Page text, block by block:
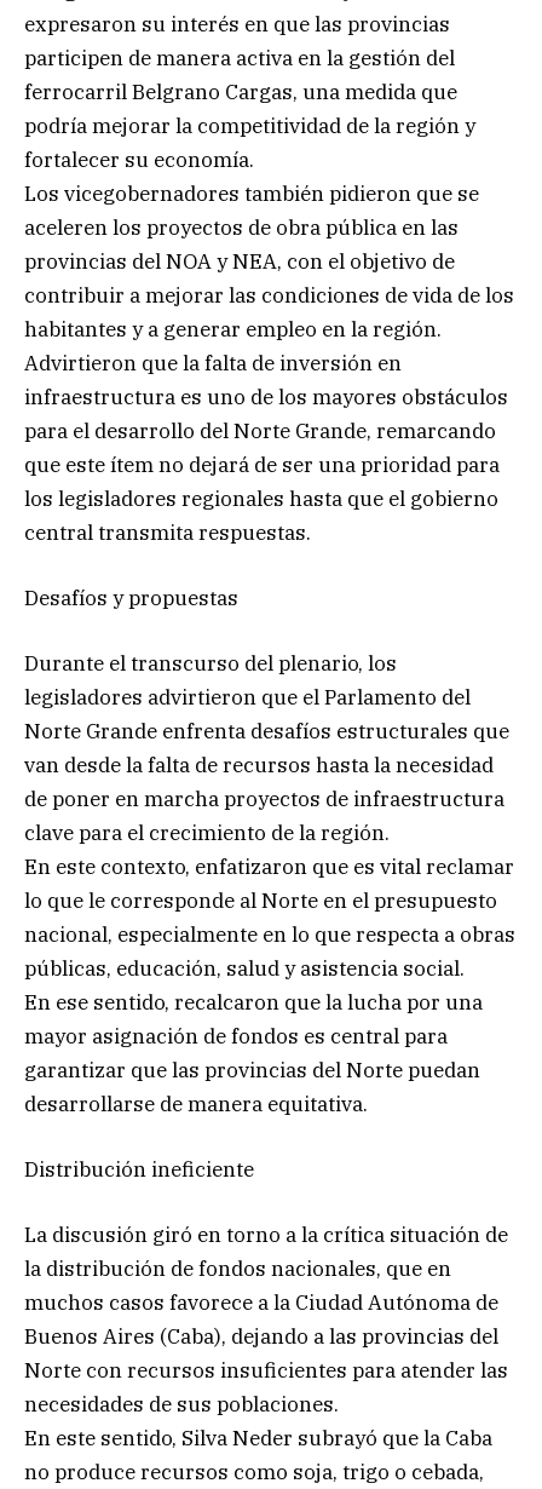
expresaron su interés en que las provincias
participen de manera activa en la gestión del
ferrocarril Belgrano Cargas, una medida que
podría mejorar la competitividad de la región y
fortalecer su economía.
Los vicegobernadores también pidieron que se
aceleren los proyectos de obra pública en las
provincias del NOA y NEA, con el objetivo de
contribuir a mejorar las condiciones de vida de los
habitantes y a generar empleo en la región.
Advirtieron que la falta de inversión en
infraestructura es uno de los mayores obstáculos
para el desarrollo del Norte Grande, remarcando
que este ítem no dejará de ser una prioridad para
los legisladores regionales hasta que el gobierno
central transmita respuestas.
Desafíos y propuestas
Durante el transcurso del plenario, los
legisladores advirtieron que el Parlamento del
Norte Grande enfrenta desafíos estructurales que
van desde la falta de recursos hasta la necesidad
de poner en marcha proyectos de infraestructura
clave para el crecimiento de la región.
En este contexto, enfatizaron que es vital reclamar
lo que le corresponde al Norte en el presupuesto
nacional, especialmente en lo que respecta a obras
públicas, educación, salud y asistencia social.
En ese sentido, recalcaron que la lucha por una
mayor asignación de fondos es central para
garantizar que las provincias del Norte puedan
desarrollarse de manera equitativa.
Distribución ineficiente
La discusión giró en torno a la crítica situación de
la distribución de fondos nacionales, que en
muchos casos favorece a la Ciudad Autónoma de
Buenos Aires (Caba), dejando a las provincias del
Norte con recursos insuficientes para atender las
necesidades de sus poblaciones.
En este sentido, Silva Neder subrayó que la Caba
no produce recursos como soja, trigo o cebada,